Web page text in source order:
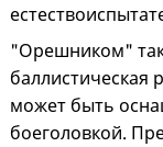
"Орешником"
баллистическая
может быть
боеголовкой.